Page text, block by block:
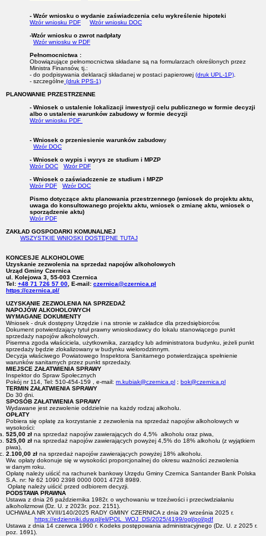
- Wzór wniosku o wydanie zaświadczenia celu wykreślenie hipoteki
Wzór wniosku PDF
Wzór wniosku DOC
-Wzór wniosku o zwrot nadpłaty
Wzór wniosku w PDF
Pełnomocnictwa :
Obowiązujące pełnomocnictwa składane są na formularzach określonych przez
Ministra Finansów, tj.:
- do podpisywania deklaracji składanej w postaci papierowej (druk UPL-1P)
- szczególne (druk PPS-1)
PLANOWANIE PRZESTRZENNE
- Wniosek o ustalenie lokalizacji inwestycji celu publicznego w formie decyzji
albo o ustalenie warunków zabudowy w formie decyzji
Wzór wniosku PDF
- Wniosek o przeniesienie warunków zabudowy
Wzór DOC
- Wniosek o wypis i wyrys ze studium i MPZP
Wzór DOC
Wzór PDF
- Wniosek o zaświadczenie ze studium i MPZP
Wzór PDF
Wzór DOC
Pismo dotyczące aktu planowania przestrzennego (wniosek do projektu aktu,
uwaga do konsultowanego projektu aktu, wniosek o zmianę aktu, wniosek o
sporządzenie aktu)
Wzór PDF
ZAKŁAD GOSPODARKI KOMUNALNEJ
WSZYSTKIE WNIOSKI DOSTĘPNE TUTAJ
KONCESJE ALKOHOLOWE
Uzyskanie zezwolenia na sprzedaż napojów alkoholowych
Urząd Gminy Czernica
ul. Kolejowa 3, 55-003 Czernica
Tel: +48 71 726 57 00 , E-mail: czernica@czernica.pl
https://czernica.pl/
UZYSKANIE ZEZWOLENIA NA SPRZEDAŻ
NAPOJÓW ALKOHOLOWYCH
WYMAGANE DOKUMENTY
Wniosek - druk dostępny Urzędzie i na stronie w zakładce dla przedsiębiorców.
Dokument potwierdzający tytuł prawny wnioskodawcy do lokalu stanowiącego punkt
sprzedaży napojów alkoholowych.
Pisemna zgoda właściciela, użytkownika, zarządcy lub administratora budynku, jeżeli punkt
sprzedaży będzie zlokalizowany w budynku wielorodzinnym.
Decyzja właściwego Powiatowego Inspektora Sanitarnego potwierdzająca spełnienie
warunków sanitarnych przez punkt sprzedaży.
MIEJSCE ZAŁATWIENIA SPRAWY
Inspektor do Spraw Społecznych
Pokój nr 114, Tel: 510-454-159 , e-mail: m.kubiak@czernica.pl ; bok@czernica.pl
TERMIN ZAŁATWIENIA SPRAWY
Do 30 dni.
SPOSÓB ZAŁATWIENIA SPRAWY
Wydawane jest zezwolenie oddzielnie na każdy rodzaj alkoholu.
OPŁATY
Pobiera się opłatę za korzystanie z zezwolenia na sprzedaż napojów alkoholowych w
wysokości:
525,00 zł na sprzedaż napojów zawierających do 4,5% alkoholu oraz piwa,
525,00 zł na sprzedaż napojów zawierających powyżej 4,5% do 18% alkoholu (z wyjątkiem
piwa),
2.100,00 zł na sprzedaż napojów zawierających powyżej 18% alkoholu.
Ww. opłaty dokonuje się w wysokości proporcjonalnej do okresu ważności zezwolenia
w danym roku.
Opłatę należy uiścić na rachunek bankowy Urzędu Gminy Czernica Santander Bank Polska
S.A. nr: Nr 62 1090 2398 0000 0001 4728 8989.
Opłatę należy uiścić przed odbiorem decyzji.
PODSTAWA PRAWNA
Ustawa z dnia 26 października 1982r. o wychowaniu w trzeźwości i przeciwdziałaniu
alkoholizmowi (Dz. U. z 2023r. poz. 2151).
UCHWAŁA NR XVIII/140/2025 RADY GMINY CZERNICA z dnia 29 września 2025 r.
https://edzienniki.duw.pl/eli/POL_WOJ_DS/2025/4199/ogl/pol/pdf
Ustawa z dnia 14 czerwca 1960 r. Kodeks postępowania administracyjnego (Dz. U. z 2025 r.
poz. 1691).